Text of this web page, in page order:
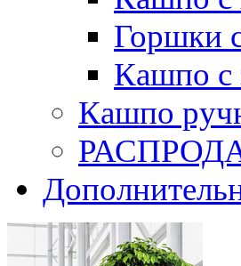
Горшки
Кашпо с
Кашпо